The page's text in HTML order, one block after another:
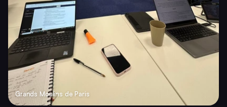
Grands Moulins de Paris